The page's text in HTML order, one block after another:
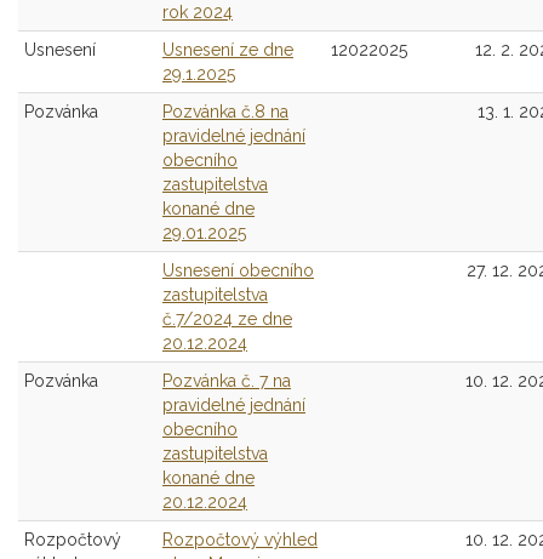
rok 2024
Usnesení
Usnesení ze dne
29.1.2025
12022025 12. 2.
Pozvánka
Pozvánka č.8 na
pravidelné jednání
obecního
zastupitelstva
konané dne
29.01.2025
13. 1.
Usnesení obecního
zastupitelstva
č.7/2024 ze dne
20.12.2024
27. 12.
Pozvánka
Pozvánka č. 7 na
pravidelné jednání
obecního
zastupitelstva
konané dne
20.12.2024
10. 12.
Rozpočtový
Rozpočtový výhled
10. 12.